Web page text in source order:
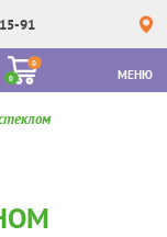
91
0
0
МЕНЮ